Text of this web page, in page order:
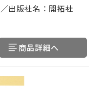
出版社名： 開拓社
商品詳細へ